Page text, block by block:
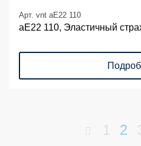
Арт. vnt aE22 110
аЕ22 110, Эластичный
1 2